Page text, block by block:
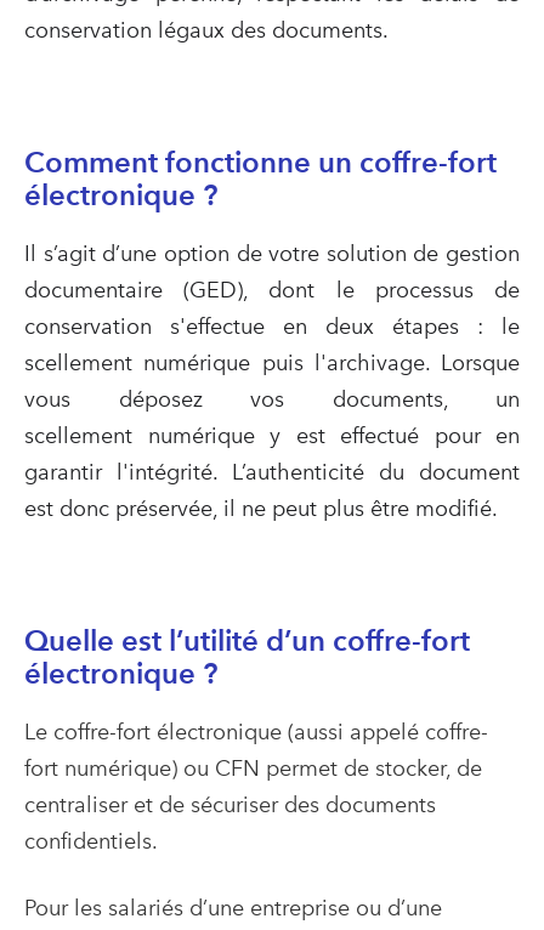
conservation légaux des documents.
Comment fonctionne un coffre-fort
électronique ?
Il s’agit d’une option de votre solution de gestion
documentaire (GED), dont le processus de
conservation s'effectue en deux étapes : le
scellement numérique puis l'archivage. Lorsque
vous déposez vos documents, un
scellement numériquey est effectué pour en
garantir l'intégrité. L’authenticité du document
est donc préservée, il ne peut plus être modifié.
Quelle est l’utilité d’un coffre-fort
électronique ?
Le coffre-fort électronique (aussi appelé coffre-
fort numérique) ou CFN permet de stocker, de
centraliser et de sécuriser des documents
confidentiels.
Pour les salariés d’une entreprise ou d’une